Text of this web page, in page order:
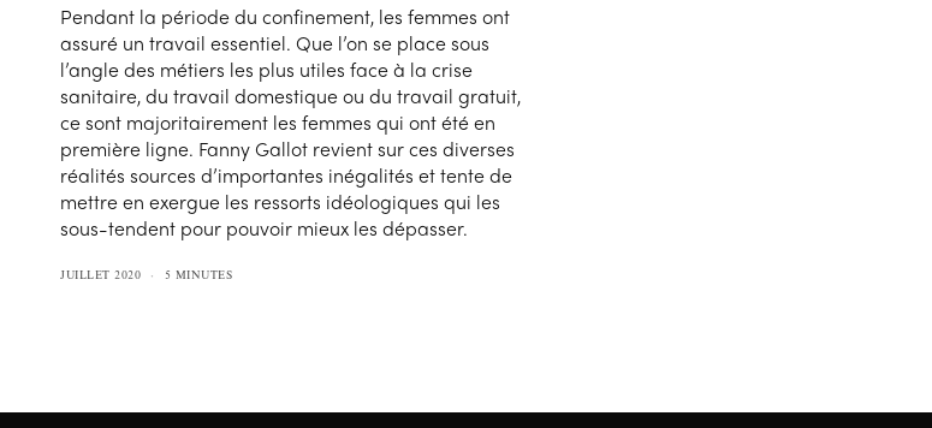
Pendant la période du confinement, les femmes ont
assuré un travail essentiel. Que l’on se place sous
l’angle des métiers les plus utiles face à la crise
sanitaire, du travail domestique ou du travail gratuit,
ce sont majoritairement les femmes qui ont été en
première ligne. Fanny Gallot revient sur ces diverses
réalités sources d’importantes inégalités et tente de
mettre en exergue les ressorts idéologiques qui les
sous-tendent pour pouvoir mieux les dépasser.
JUILLET 2020 5 MINUTES